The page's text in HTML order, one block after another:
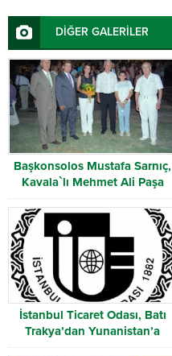
DİĞER GALERİLER
Başkonsolos Mustafa Sarnıç,
Kavala`lı Mehmet Ali Paşa
Kalesi`nde ayakta alkışlandı.
İstanbul Ticaret Odası, Batı
Trakya’dan Yunanistan’a
açılıyor